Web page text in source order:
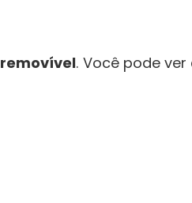
removível. Você pode